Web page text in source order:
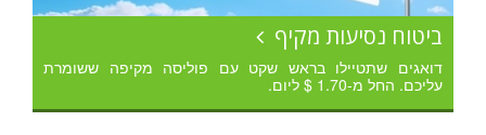
ביטוח נסיעות מקיף
דואגים שתטיילו בראש שקט עם פוליסה מקיפה ששומרת
עליכם. החל מ-1.70 $ ליום.